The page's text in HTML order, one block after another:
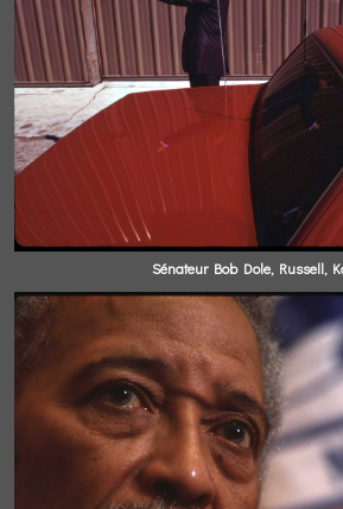
Sénateur Bob Dole, Russell,